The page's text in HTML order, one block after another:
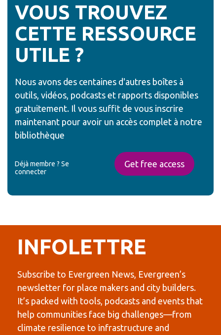
VOUS TROUVEZ
CETTE RESSOURCE
UTILE ?
Nous avons des centaines d'autres boîtes à
outils, vidéos, podcasts et rapports disponibles
gratuitement. Il vous suffit de vous inscrire
maintenant pour avoir un accès complet à notre
bibliothèque
Déjà membre ? Se
connecter
Get free access
INFOLETTRE
Subscribe to Evergreen News, Evergreen’s
newsletter for place makers and city builders.
It’s packed with tools, podcasts and events that
help communities face big challenges—from
climate resilience to infrastructure and